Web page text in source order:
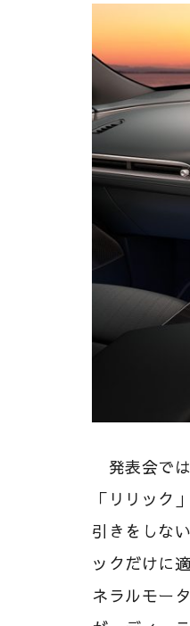
発表会で
「リリック
引きをしな
ックだけに
ネラルモー